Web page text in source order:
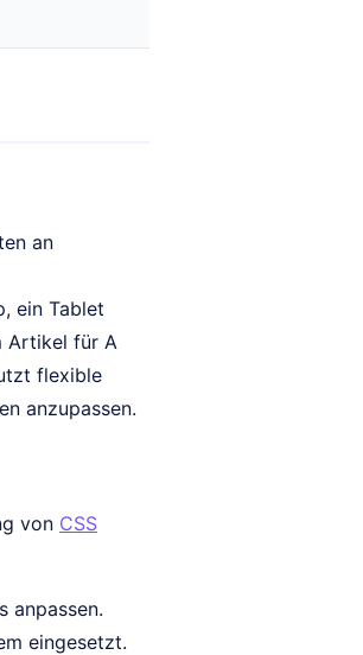
an
ein Tablet
Artikel für A
flexible
anzupassen.
von CSS
anpassen.
eingesetzt.